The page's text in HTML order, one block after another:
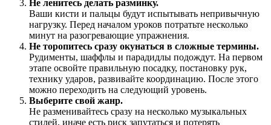
Не ленитесь делать разминку.
Ваши кисти и пальцы будут испытывать непривычную
нагрузку. Перед началом уроков потратьте несколько
минут на разогревающие упражнения.
Не торопитесь сразу окунаться в сложные термины.
Рудименты, шаффлы и парадидлы подождут. На первом
этапе освойте правильную посадку, постановку рук,
технику ударов, развивайте координацию. После этого
можно переходить на следующий уровень.
Выберите свой жанр.
Не разменивайтесь сразу на несколько музыкальных
стилей, иначе есть риск запутаться и потерять